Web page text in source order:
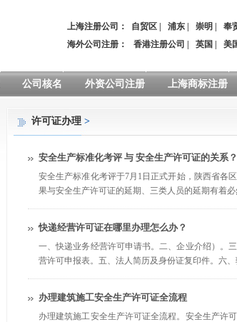
上海注册公司： 自贸区 浦东 崇明 奉
海外公司注册：
香港注册公司 英国 美
公司核名 外资公司注册 上海商标注册
许可证办理 >
安全生产标准化考评 与 安全生产许可证的关系？
安全生产标准化考评于7月1日正式开始，陕西省各
果与安全生产许可证的延期、三类人员的延期有着
快递经营许可证在哪里办理怎么办？
一、快递业务经营许可申请书。二、企业介绍）。
营许可申报表。五、法人简历及身份证复印件。六
办理建筑施工安全生产许可证全流程
办理建筑施工安全生产许可证全流程。安全生产许